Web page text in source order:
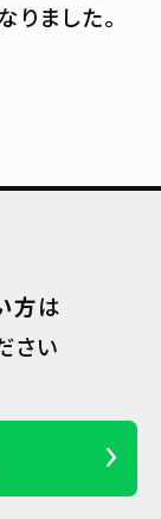
りました。
方は
さい